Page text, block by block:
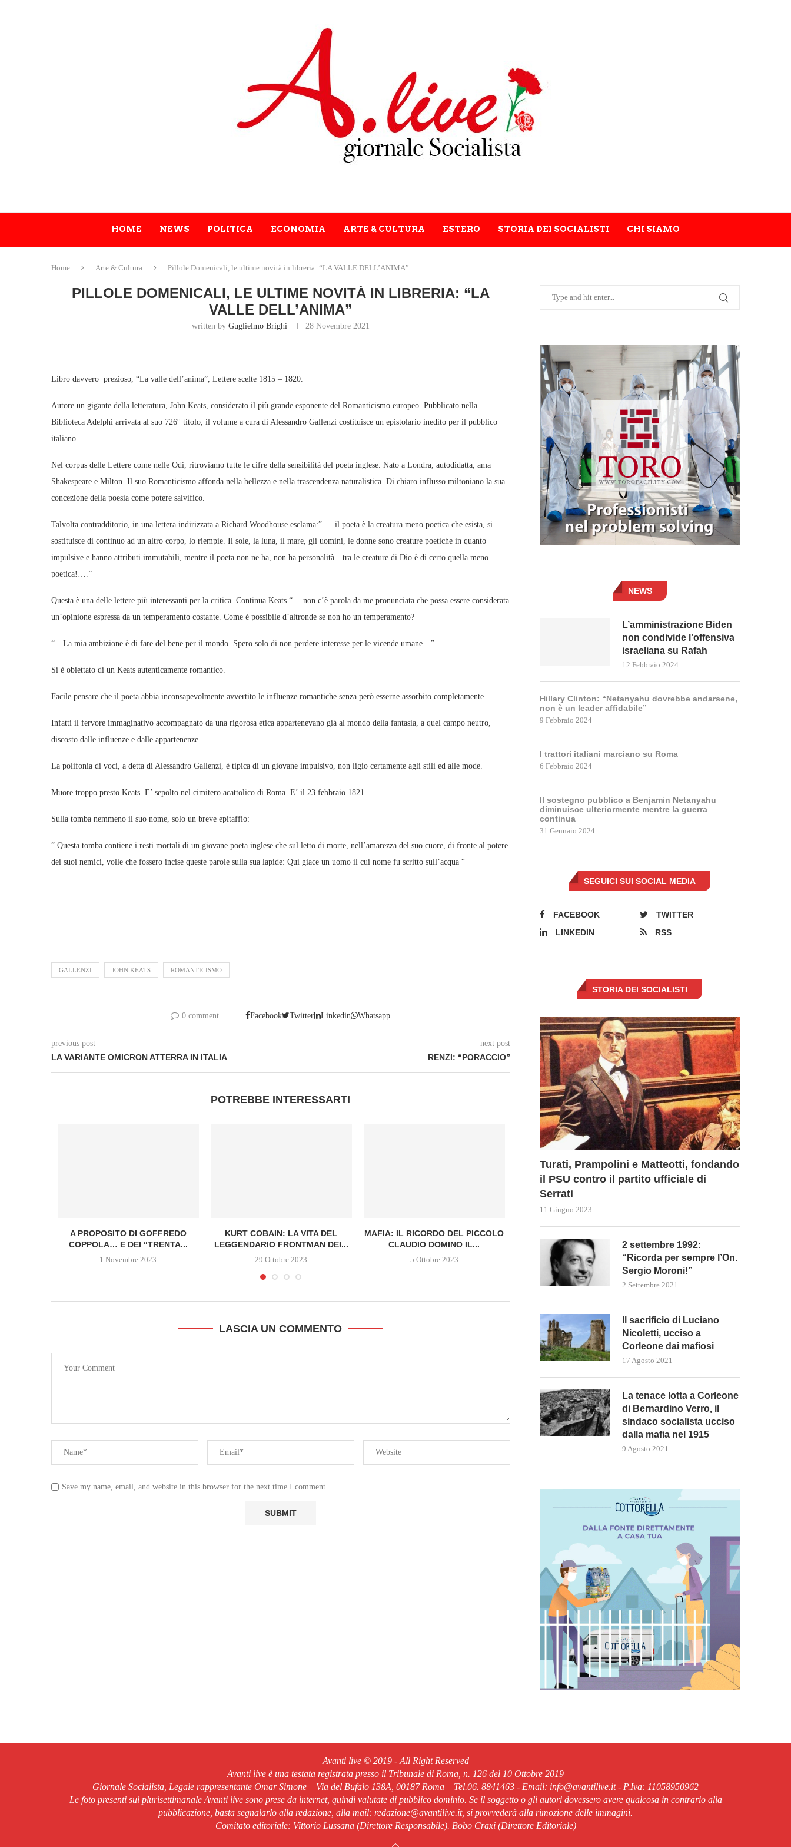
HOME NEWS POLITICA ECONOMIA ARTE & CULTURA ESTERO STORIA DEI SOCIALISTI CHI SIAMO
Home Arte & Cultura Pillole Domenicali, le ultime novità in libreria: “LA VALLE DELL’ANIMA”
PILLOLE DOMENICALI, LE ULTIME NOVITÀ IN LIBRERIA: “LA
VALLE DELL’ANIMA”
written by Guglielmo Brighi 28 Novembre 2021
Libro davvero prezioso, “La valle dell’anima”, Lettere scelte 1815 – 1820.
Autore un gigante della letteratura, John Keats, considerato il più grande esponente del Romanticismo europeo. Pubblicato nella
Biblioteca Adelphi arrivata al suo 726° titolo, il volume a cura di Alessandro Gallenzi costituisce un epistolario inedito per il pubblico
italiano.
Nel corpus delle Lettere come nelle Odi, ritroviamo tutte le cifre della sensibilità del poeta inglese. Nato a Londra, autodidatta, ama
Shakespeare e Milton. Il suo Romanticismo affonda nella bellezza e nella trascendenza naturalistica. Di chiaro influsso miltoniano la sua
concezione della poesia come potere salvifico.
Talvolta contradditorio, in una lettera indirizzata a Richard Woodhouse esclama:”…. il poeta è la creatura meno poetica che esista, si
sostituisce di continuo ad un altro corpo, lo riempie. Il sole, la luna, il mare, gli uomini, le donne sono creature poetiche in quanto
impulsive e hanno attributi immutabili, mentre il poeta non ne ha, non ha personalità…tra le creature di Dio è di certo quella meno
poetica!….”
Questa è una delle lettere più interessanti per la critica. Continua Keats “….non c’è parola da me pronunciata che possa essere considerata
un’opinione espressa da un temperamento costante. Come è possibile d’altronde se non ho un temperamento?
“…La mia ambizione è di fare del bene per il mondo. Spero solo di non perdere interesse per le vicende umane…”
Si è obiettato di un Keats autenticamente romantico.
Facile pensare che il poeta abbia inconsapevolmente avvertito le influenze romantiche senza però esserne assorbito completamente.
Infatti il fervore immaginativo accompagnato da una rigorosa etica appartenevano già al mondo della fantasia, a quel campo neutro,
discosto dalle influenze e dalle appartenenze.
La polifonia di voci, a detta di Alessandro Gallenzi, è tipica di un giovane impulsivo, non ligio certamente agli stili ed alle mode.
Muore troppo presto Keats. E’ sepolto nel cimitero acattolico di Roma. E’ il 23 febbraio 1821.
Sulla tomba nemmeno il suo nome, solo un breve epitaffio:
” Questa tomba contiene i resti mortali di un giovane poeta inglese che sul letto di morte, nell’amarezza del suo cuore, di fronte al potere
dei suoi nemici, volle che fossero incise queste parole sulla sua lapide: Qui giace un uomo il cui nome fu scritto sull’acqua “
GALLENZI JOHN KEATS ROMANTICISMO
0 comment Facebook Twitter Linkedin Whatsapp
previous post
LA VARIANTE OMICRON ATTERRA IN ITALIA
next post
RENZI: “PORACCIO”
POTREBBE INTERESSARTI
A PROPOSITO DI GOFFREDO
COPPOLA… E DEI “TRENTA...
1 Novembre 2023
KURT COBAIN: LA VITA DEL
LEGGENDARIO FRONTMAN DEI...
29 Ottobre 2023
MAFIA: IL RICORDO DEL PICCOLO
CLAUDIO DOMINO IL...
5 Ottobre 2023
A Giarre fervono i preparativi per
l’edizione 2023...
24 Settembre 2023
23 Luglio 2023
LASCIA UN COMMENTO
Save my name, email, and website in this browser for the next time I comment.
NEWS
L’amministrazione Biden
non condivide l’offensiva
israeliana su Rafah
12 Febbraio 2024
Hillary Clinton: “Netanyahu dovrebbe andarsene,
non è un leader affidabile”
9 Febbraio 2024
I trattori italiani marciano su Roma
6 Febbraio 2024
Il sostegno pubblico a Benjamin Netanyahu
diminuisce ulteriormente mentre la guerra
continua
31 Gennaio 2024
SEGUICI SUI SOCIAL MEDIA
FACEBOOK
TWITTER
LINKEDIN
RSS
STORIA DEI SOCIALISTI
Turati, Prampolini e Matteotti, fondando
il PSU contro il partito ufficiale di
Serrati
11 Giugno 2023
2 settembre 1992:
“Ricorda per sempre l’On.
Sergio Moroni!”
2 Settembre 2021
Il sacrificio di Luciano
Nicoletti, ucciso a
Corleone dai mafiosi
17 Agosto 2021
La tenace lotta a Corleone
di Bernardino Verro, il
sindaco socialista ucciso
dalla mafia nel 1915
9 Agosto 2021
Avanti live © 2019 - All Right Reserved
Avanti live è una testata registrata presso il Tribunale di Roma, n. 126 del 10 Ottobre 2019
Giornale Socialista, Legale rappresentante Omar Simone – Via del Bufalo 138A, 00187 Roma – Tel.06. 8841463 - Email: info@avantilive.it - P.Iva: 11058950962
Le foto presenti sul plurisettimanale Avanti live sono prese da internet, quindi valutate di pubblico dominio. Se il soggetto o gli autori dovessero avere qualcosa in contrario alla
pubblicazione, basta segnalarlo alla redazione, alla mail: redazione@avantilive.it, si provvederà alla rimozione delle immagini.
Comitato editoriale: Vittorio Lussana (Direttore Responsabile). Bobo Craxi (Direttore Editoriale)